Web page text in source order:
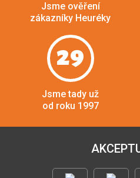
Jsme ověření
zákazníky Heuréky
29
Jsme tady už
od roku 1997